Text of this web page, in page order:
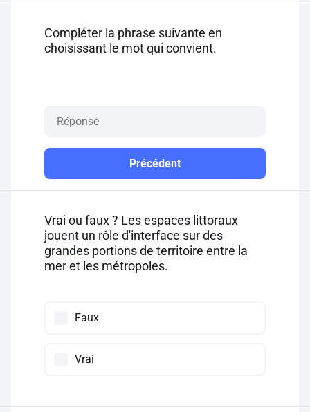
Compléter la phrase suivante en
choisissant le mot qui convient.
Précédent
Vrai ou faux ? Les espaces littoraux
jouent un rôle d'interface sur des
grandes portions de territoire entre la
mer et les métropoles.
Faux
Vrai